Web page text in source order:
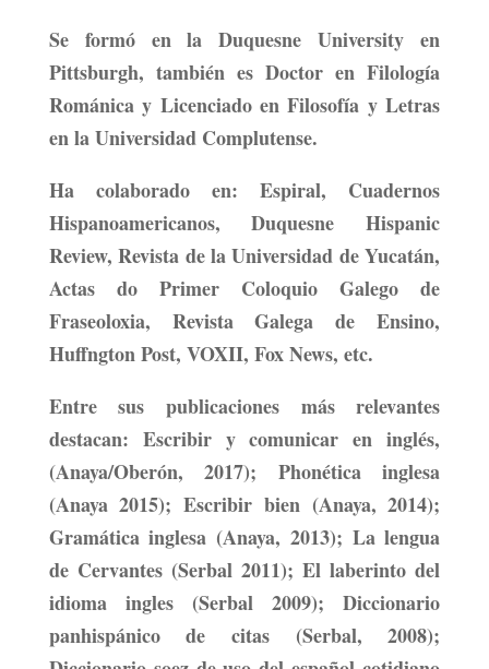
Se formó en la Duquesne University en
Pittsburgh, también es Doctor en Filología
Románica y Licenciado en Filosofía y Letras
en la Universidad Complutense.
Ha colaborado en: Espiral, Cuadernos
Hispanoamericanos, Duquesne Hispanic
Review, Revista de la Universidad de Yucatán,
Actas do Primer Coloquio Galego de
Fraseoloxia, Revista Galega de Ensino,
Huffngton Post, VOXII, Fox News, etc.
Entre sus publicaciones más relevantes
destacan: Escribir y comunicar en inglés,
(Anaya/Oberón, 2017); Phonética inglesa
(Anaya 2015); Escribir bien (Anaya, 2014);
Gramática inglesa (Anaya, 2013); La lengua
de Cervantes (Serbal 2011); El laberinto del
idioma ingles (Serbal 2009); Diccionario
panhispánico de citas (Serbal, 2008);